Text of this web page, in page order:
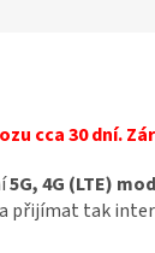
cca 30 dní.
5G, 4G (LTE)
a přijímat tak